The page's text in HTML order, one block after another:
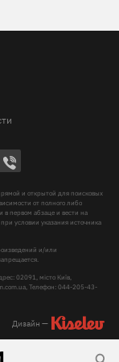
и открытой для поисковых
от полного либо
в первом абзаце и вести на
условии указания источника
и/или
02091, місто Київ,
, Телефон: 044-205-43-
Дизайн —